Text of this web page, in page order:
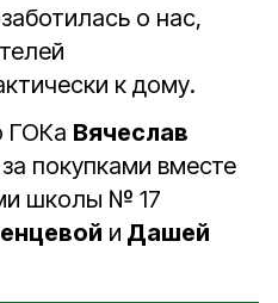
о нас,
к дому.
ГОКа Вячеслав
покупками вместе
школы № 17
и Дашей